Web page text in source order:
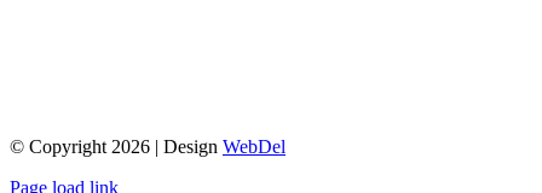
© Copyright 2026 | Design WebDel
Page load link